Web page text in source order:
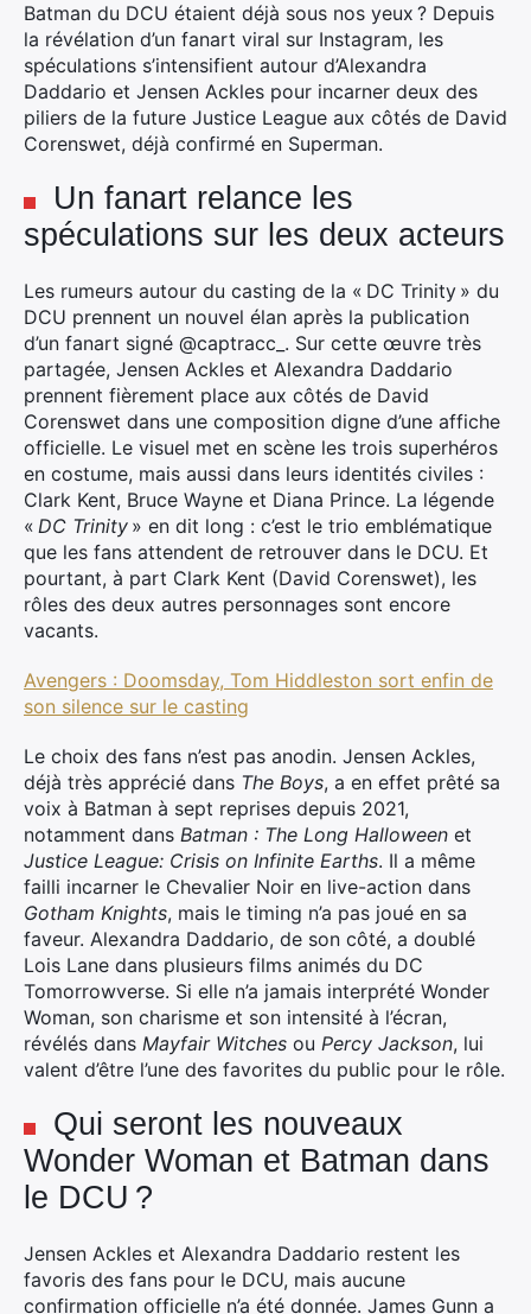
Batman du DCU étaient déjà sous nos yeux ? Depuis
la révélation d’un fanart viral sur Instagram, les
spéculations s’intensifient autour d’Alexandra
Daddario et Jensen Ackles pour incarner deux des
piliers de la future Justice League aux côtés de David
Corenswet, déjà confirmé en Superman.
Un fanart relance les
spéculations sur les deux acteurs
Les rumeurs autour du casting de la « DC Trinity » du
DCU prennent un nouvel élan après la publication
d’un fanart signé @captracc_. Sur cette œuvre très
partagée, Jensen Ackles et Alexandra Daddario
prennent fièrement place aux côtés de David
Corenswet dans une composition digne d’une affiche
officielle. Le visuel met en scène les trois superhéros
en costume, mais aussi dans leurs identités civiles :
Clark Kent, Bruce Wayne et Diana Prince. La légende
« DC Trinity » en dit long : c’est le trio emblématique
que les fans attendent de retrouver dans le DCU. Et
pourtant, à part Clark Kent (David Corenswet), les
rôles des deux autres personnages sont encore
vacants.
Avengers : Doomsday, Tom Hiddleston sort enfin de
son silence sur le casting
Le choix des fans n’est pas anodin. Jensen Ackles,
déjà très apprécié dans The Boys, a en effet prêté sa
voix à Batman à sept reprises depuis 2021,
notamment dans Batman : The Long Halloween et
Justice League: Crisis on Infinite Earths. Il a même
failli incarner le Chevalier Noir en live-action dans
Gotham Knights, mais le timing n’a pas joué en sa
faveur. Alexandra Daddario, de son côté, a doublé
Lois Lane dans plusieurs films animés du DC
Tomorrowverse. Si elle n’a jamais interprété Wonder
Woman, son charisme et son intensité à l’écran,
révélés dans Mayfair Witches ou Percy Jackson, lui
valent d’être l’une des favorites du public pour le rôle.
Qui seront les nouveaux
Wonder Woman et Batman dans
le DCU ?
Jensen Ackles et Alexandra Daddario restent les
favoris des fans pour le DCU, mais aucune
confirmation officielle n’a été donnée. James Gunn a